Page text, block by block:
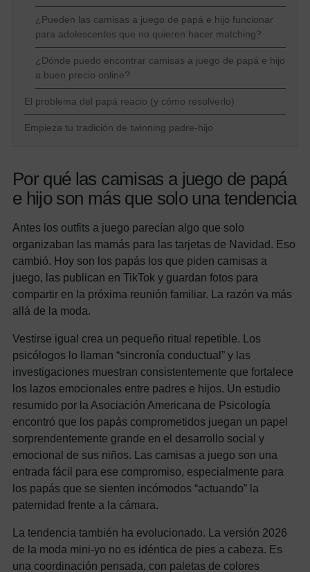
¿Pueden las camisas a juego de papá e hijo funcionar
para adolescentes que no quieren hacer matching?
¿Dónde puedo encontrar camisas a juego de papá e hijo
a buen precio online?
El problema del papá reacio (y cómo resolverlo)
Empieza tu tradición de twinning padre-hijo
Por qué las camisas a juego de papá
e hijo son más que solo una tendencia
Antes los outfits a juego parecían algo que solo
organizaban las mamás para las tarjetas de Navidad. Eso
cambió. Hoy son los papás los que piden camisas a
juego, las publican en TikTok y guardan fotos para
compartir en la próxima reunión familiar. La razón va más
allá de la moda.
Vestirse igual crea un pequeño ritual repetible. Los
psicólogos lo llaman “sincronía conductual” y las
investigaciones muestran consistentemente que fortalece
los lazos emocionales entre padres e hijos. Un estudio
resumido por la Asociación Americana de Psicología
encontró que los papás comprometidos juegan un papel
sorprendentemente grande en el desarrollo social y
emocional de sus niños. Las camisas a juego son una
entrada fácil para ese compromiso, especialmente para
los papás que se sienten incómodos “actuando” la
paternidad frente a la cámara.
La tendencia también ha evolucionado. La versión 2026
de la moda mini-yo no es idéntica de pies a cabeza. Es
una coordinación pensada, con paletas de colores